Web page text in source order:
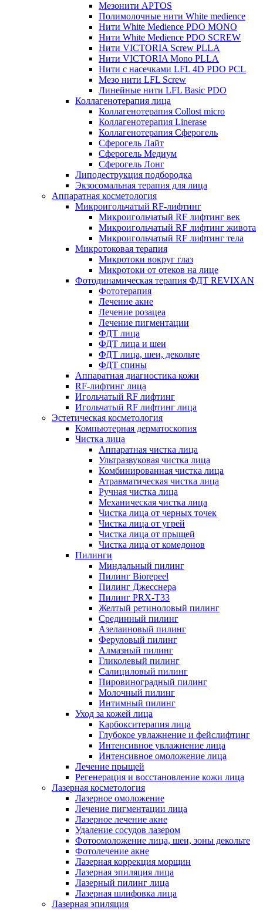
Мезонити APTOS
Полимолочные нити White medience
Нити White Medience PDO MONO
Нити White Medience PDO SCREW
Нити VICTORIA Screw PLLA
Нити VICTORIA Mono PLLA
Нити с насечками LFL 4D PDO PCL
Мезо нити LFL Screw
Линейные нити LFL Basic PDO
Коллагенотерапия лица
Коллагенотерапия Collost micro
Коллагенотерапия Linerase
Коллагенотерапия Сферогель
Сферогель Лайт
Сферогель Медиум
Сферогель Лонг
Липодеструкция подбородка
Экзосомальная терапия для лица
Аппаратная косметология
Микроигольчатый RF-лифтинг
Микроигольчатый RF лифтинг век
Микроигольчатый RF лифтинг живота
Микроигольчатый RF лифтинг тела
Микротоковая терапия
Микротоки вокруг глаз
Микротоки от отеков на лице
Фотодинамическая терапия ФДТ REVIXAN
Фототерапия
Лечение акне
Лечение розацеа
Лечение пигментации
ФДТ лица
ФДТ лица и шеи
ФДТ лица, шеи, декольте
ФДТ спины
Аппаратная диагностика кожи
RF-лифтинг лица
Игольчатый RF лифтинг
Игольчатый RF лифтинг лица
Эстетическая косметология
Компьютерная дерматоскопия
Чистка лица
Аппаратная чистка лица
Ультразвуковая чистка лица
Комбинированная чистка лица
Атравматическая чистка лица
Ручная чистка лица
Механическая чистка лица
Чистка лица от черных точек
Чистка лица от угрей
Чистка лица от прыщей
Чистка лица от комедонов
Пилинги
Миндальный пилинг
Пилинг Biorepeel
Пилинг Джесснера
Пилинг PRX-T33
Желтый ретиноловый пилинг
Срединный пилинг
Азелаиновый пилинг
Феруловый пилинг
Алмазный пилинг
Гликолевый пилинг
Салициловый пилинг
Пировиноградный пилинг
Молочный пилинг
Интимный пилинг
Уход за кожей лица
Карбокситерапия лица
Глубокое увлажнение и фейслифтинг
Интенсивное увлажнение лица
Интенсивное омоложение лица
Лечение прыщей
Регенерация и восстановление кожи лица
Лазерная косметология
Лазерное омоложение
Лечение пигментации лица
Лазерное лечение акне
Удаление сосудов лазером
Фотоомоложение лица, шеи, зоны декольте
Фотолечение акне
Лазерная коррекция морщин
Лазерная эпиляция лица
Лазерный пилинг лица
Лазерная шлифовка лица
Лазерная эпиляция